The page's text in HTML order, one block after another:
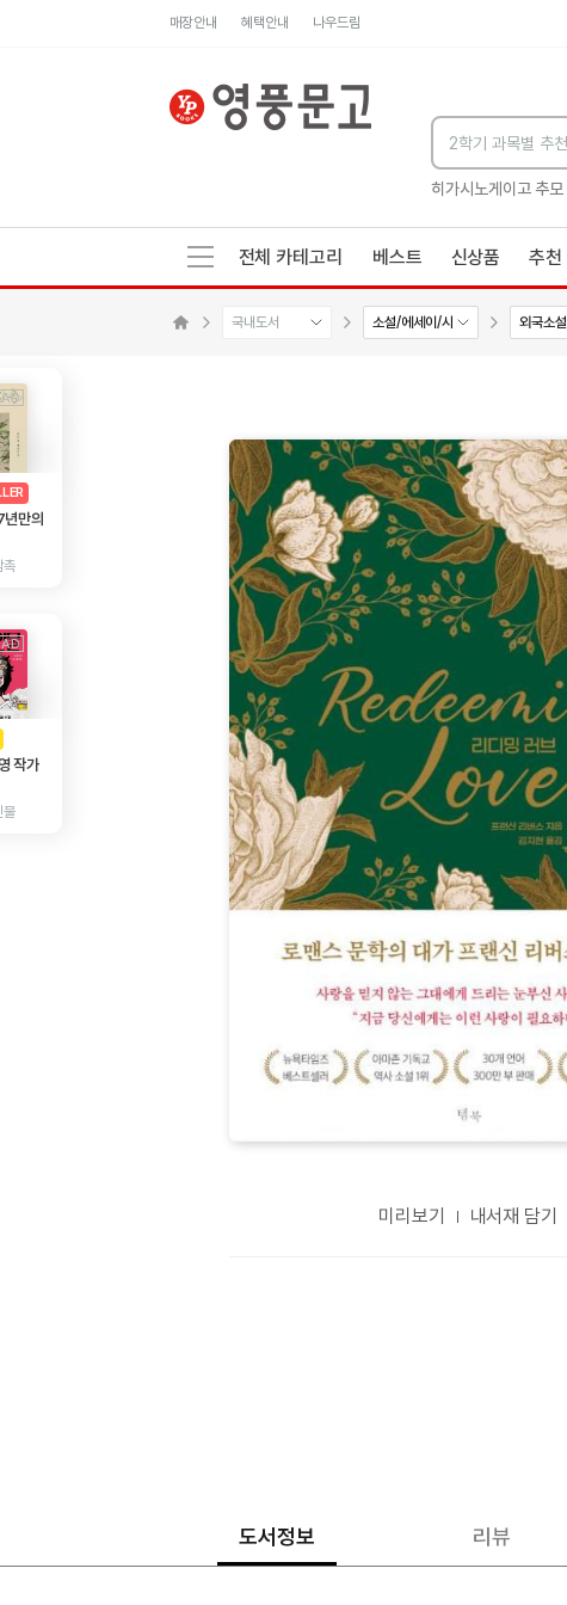
매장안내 혜택안내 나우드림
히가시노게이고 추모
전체 카테고리 베스트 신상품 추천
국내도서 소설/에세이/시 외국소설
AD
년만의
촉
AD
작가
물
미리보기 내서재 담기
도서정보 리뷰